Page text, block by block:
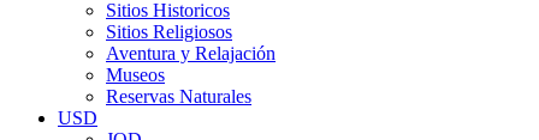
Sitios Historicos
Sitios Religiosos
Aventura y Relajación
Museos
Reservas Naturales
USD